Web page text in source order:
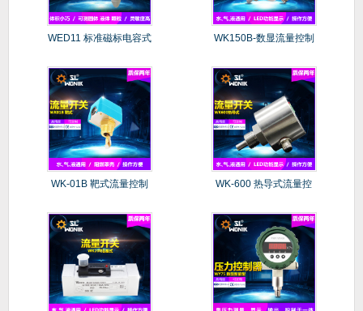
WED11 标准磁标电容式 WK150B-数显流量控制
WK-01B 靶式流量控制 WK-600 热导式流量控